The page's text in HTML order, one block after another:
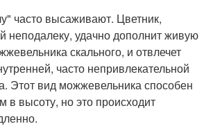
часто высаживают. Цветник,
неподалеку, удачно дополнит живую
скального, и отвлечет
часто непривлекательной
Этот вид можжевельника способен
в высоту, но это происходит